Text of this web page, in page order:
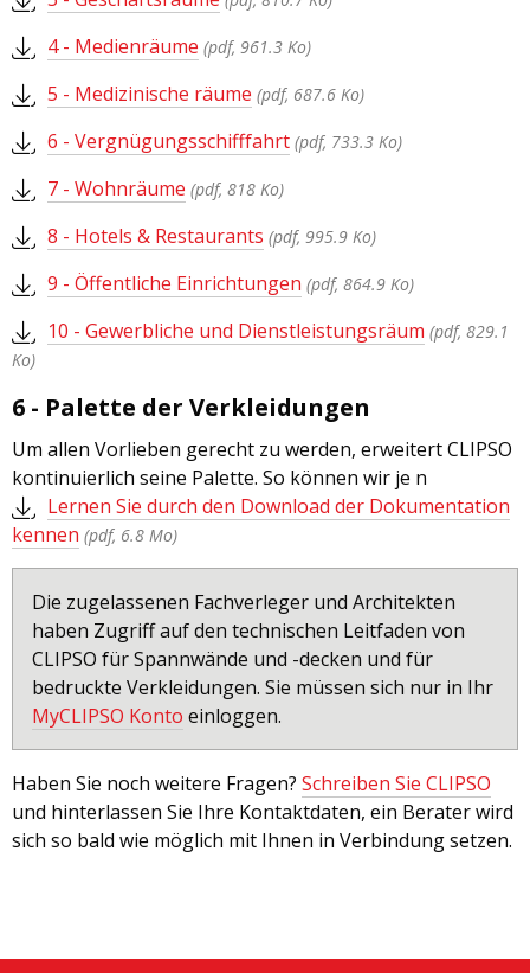
4 - Medienräume (pdf, 961.3 Ko)
5 - Medizinische räume (pdf, 687.6 Ko)
6 - Vergnügungsschifffahrt (pdf, 733.3 Ko)
7 - Wohnräume (pdf, 818 Ko)
8 - Hotels & Restaurants (pdf, 995.9 Ko)
9 - Öffentliche Einrichtungen (pdf, 864.9 Ko)
10 - Gewerbliche und Dienstleistungsräum (pdf, 829.1
Ko)
6 - Palette der Verkleidungen
Um allen Vorlieben gerecht zu werden, erweitert CLIPSO
kontinuierlich seine Palette. So können wir je n
Lernen Sie durch den Download der Dokumentation
kennen (pdf, 6.8 Mo)
Die zugelassenen Fachverleger und Architekten
haben Zugriff auf den technischen Leitfaden von
CLIPSO für Spannwände und -decken und für
bedruckte Verkleidungen. Sie müssen sich nur in Ihr
MyCLIPSO Konto einloggen.
Haben Sie noch weitere Fragen? Schreiben Sie CLIPSO
und hinterlassen Sie Ihre Kontaktdaten, ein Berater wird
sich so bald wie möglich mit Ihnen in Verbindung setzen.